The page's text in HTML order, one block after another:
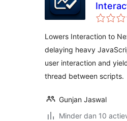
Paint
Lowers Interaction to
delaying heavy
user interaction and
thread between scripts.
Gunjan Jaswal
Minder dan 10